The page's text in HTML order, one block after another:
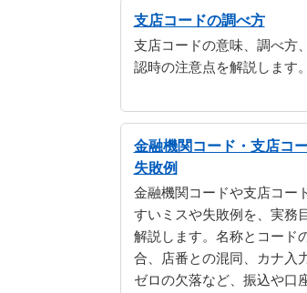
支店コードの調べ方
支店コードの意味、調べ方
認時の注意点を解説します。
金融機関コード・支店コ
失敗例
金融機関コードや支店コー
すいミスや失敗例を、実務
解説します。名称とコード
合、店番との混同、カナ入
ゼロの欠落など、振込や口